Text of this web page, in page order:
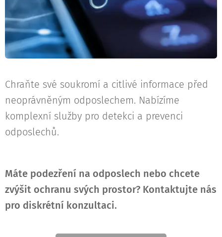
Chraňte své soukromí a citlivé informace před
neoprávněným odposlechem. Nabízíme
komplexní služby pro detekci a prevenci
odposlechů.
Máte podezření na odposlech nebo chcete
zvýšit ochranu svých prostor? Kontaktujte nás
pro diskrétní konzultaci.